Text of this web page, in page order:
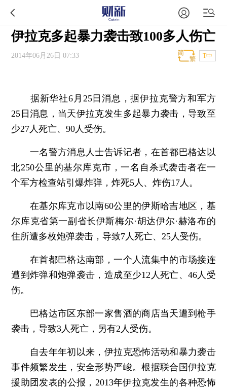
伊拉克多起暴力袭击致100多人伤亡
2014年06月26日 07:33 T中
据新华社6月25日消息，据伊拉克警方和军方
25日消息，当天伊拉克发生多起暴力袭击，导致至
少27人死亡、90人受伤。
一名警方消息人士告诉记者，在首都巴格达以
北250公里的基尔库克市，一名自杀式袭击者在一
个军方检查站引爆炸弹，炸死5人、炸伤17人。
在基尔库克市以南60公里的伊斯哈吉地区，基
尔库克省第一副省长伊斯梅尔·胡达伊尔·赫洛布的
住所遭多枚炮弹袭击，导致7人死亡、25人受伤。
在首都巴格达南部，一个人流集中的市场接连
遭到炸弹和炮弹袭击，造成至少12人死亡、46人受
伤。
巴格达市区东部一家售酒的商店当天遭到枪手
袭击，导致3人死亡，另有2人受伤。
自去年年初以来，伊拉克恐怖活动和暴力袭击
事件频繁发生，安全形势严峻。根据联合国伊拉克
援助团发表的公报，2013年伊拉克发生的各种恐怖